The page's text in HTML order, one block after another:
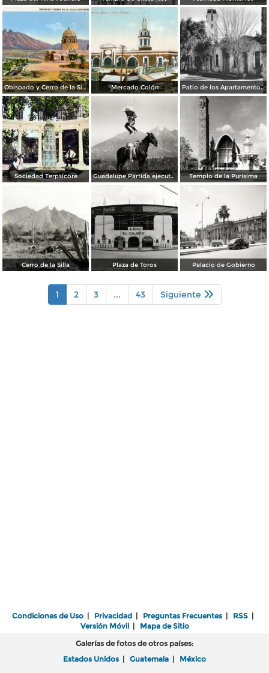
Obispado y Cerro de la Silla Mercado Colón Patio de los Apartamentos Regina
Sociedad Terpsícore Guadalupe Partida ejecutando una charrería con lazo Templo de la Purísima
Cerro de la Silla Plaza de Toros Palacio de Gobierno
1 2 3 ... 43 Siguiente
Condiciones de Uso | Privacidad | Preguntas Frecuentes | RSS |
Versión Móvil| Mapa de Sitio
Galerías de fotos de otros países:
Estados Unidos | Guatemala | México